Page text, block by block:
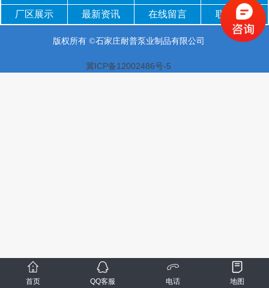
厂区展示 最新资讯 在线留言 联系我们
版权所有 ©石家庄耐普泵业制品有限公司
冀ICP备12002486号-5
首页 QQ客服 电话 地图